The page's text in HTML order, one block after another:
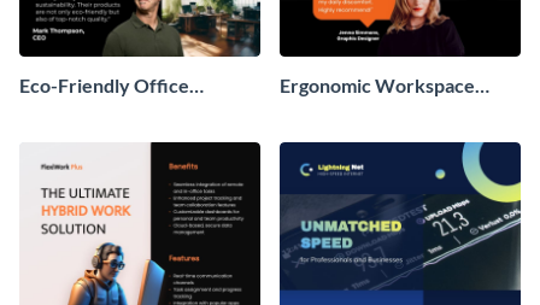
Eco-Friendly Office
Ergonomic Workspace